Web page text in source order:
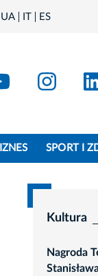
UA IT ES
- X
Kraków -
SPORT I
Kultura
Nagroda